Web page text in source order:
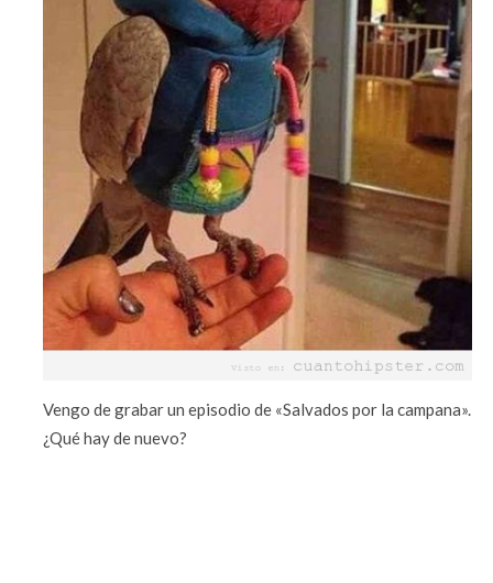
Vengo de grabar un episodio de «Salvados por la campana».
¿Qué hay de nuevo?